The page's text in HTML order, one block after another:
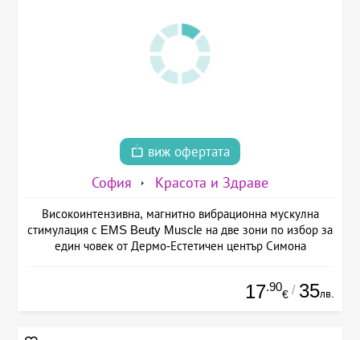
виж офертата
София Красота и Здраве
Високоинтензивна, магнитно вибрационна мускулна
стимулация с EMS Beuty Musclе на две зони по избор за
един човек от Дермо-Естетичен център Симона
17.90
€ / 35лв.